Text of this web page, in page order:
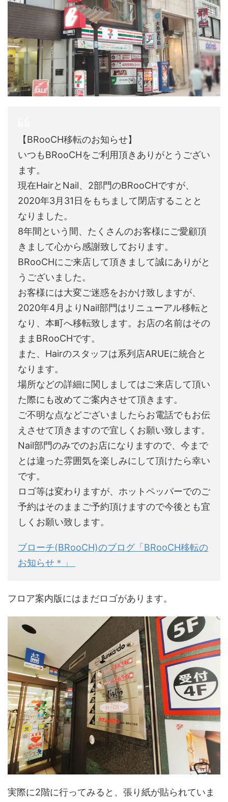
【BRooCH移転のお知らせ】
いつもBRooCHをご利用頂きありがとうござい
ます。
現在HairとNail、2部門のBRooCHですが、
2020年3月31日をもちまして閉店することと
なりました。
8年間という間、たくさんのお客様にご愛顧頂
きまして心から感謝致しております。
BRooCHにご来店して頂きまして誠にありがと
うございました。
お客様には大変ご迷惑をおかけ致しますが、
2020年4月よりNail部門はリニューアル移転と
なり、本町へ移転致します。お店の名前はその
ままBRooCHです。
また、Hairのスタッフは系列店ARUEに統合と
なります。
場所などの詳細に関しましてはご来店して頂い
た際にも改めてご案内させて頂きます。
ご不明な点などございましたらお電話でもお伝
えさせて頂きますので宜しくお願い致します。
Nail部門のみでのお店になりますので、今まで
とは違った雰囲気を楽しみにして頂けたら幸い
です。
ロゴ等は変わりますが、ホットペッパーでのご
予約はそのままご予約頂けますので今後とも宜
しくお願い致します。
ブローチ(BRooCH)のブログ「BRooCH移転の
お知らせ＊」
フロア案内版にはまだロゴがあります。
実際に2階に行ってみると、張り紙が貼られていま